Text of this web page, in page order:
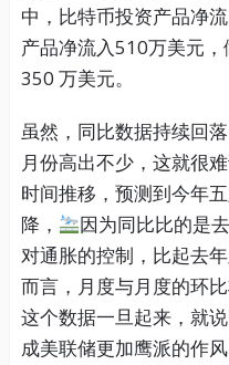
中，比特币投资产品净
产品净流入510万美元
350 万美元。
虽然，同比数据持续回
月份高出不少，这就很
时间推移，预测到今年
降，
因为同比比的是
对通胀的控制，比起去
而言，月度与月度的环
这个数据一旦起来，就
成美联储更加鹰派的作